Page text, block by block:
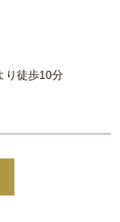
り徒歩10分